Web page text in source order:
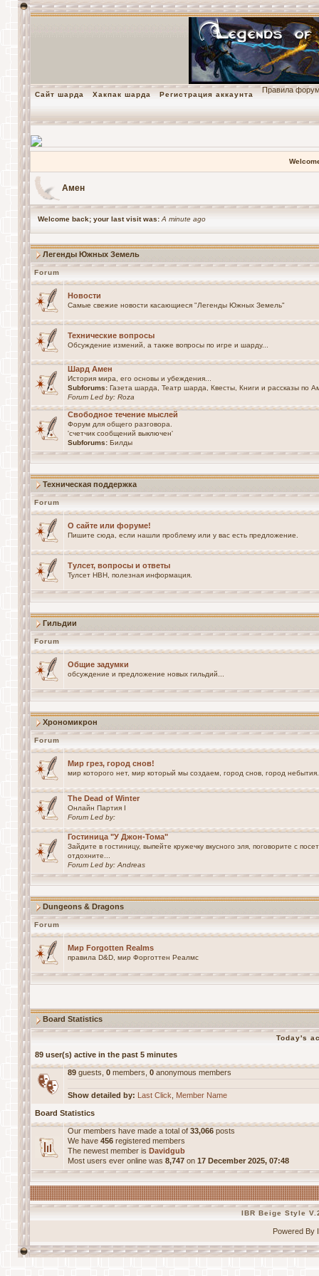
Сайт шарда Хакпак шарда Регистрация аккаунта
Правила
Амен
Welcome back; your last visit was: A minute ago
Легенды Южных Земель
Forum
Новости
Самые свежие новости касающиеся "Легенды Южных Земель"
Технические вопросы
Обсуждение измений, а также вопросы по игре и шарду...
Шард Амен
История мира, его основы и убеждения...
Subforums: Газета шарда Театр шарда Квесты, Книги и рассказы по
Forum Led by: Roza
Свободное течение мыслей
Форум для общего разговора.
'счетчик сообщений выключен'
Subforums: Билды
Техническая поддержка
Forum
О сайте или форуме!
Пишите сюда, если нашли проблему или у вас есть предложение.
Тулсет, вопросы и ответы
Тулсет НВН, полезная информация.
Гильдии
Forum
Общие задумки
обсуждение и предложение новых гильдий...
Хрономикрон
Forum
Мир грез, город снов!
мир которого нет, мир который мы создаем, город снов, город
The Dead of Winter
Онлайн Партия I
Forum Led by:
Гостиница "У Джон-Тома"
Зайдите в гостиницу, выпейте кружечку вкусного эля, поговорите с
отдохните...
Forum Led by:Andreas
Dungeons & Dragons
Forum
Мир Forgotten Realms
правила D&D, мир Форготтен Реалмс
Board Statistics
Today's
89 user(s) active in the past 5 minutes
89guests, 0members, 0anonymous members
Show detailed by: Last Click Member Name
Board Statistics
Our members have made a total of 33,066posts
We have 456registered members
The newest member is Davidgub
Most users ever online was 8,747on 17 December 2025, 07:48
IBR Beige Style
Powered By